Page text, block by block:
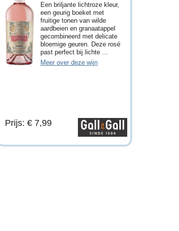
Een briljante lichtroze kleur,
een geurig boeket met
fruitige tonen van wilde
aardbeien en granaatappel
gecombineerd met delicate
bloemige geuren. Deze rosé
past perfect bij lichte ...
Meer over deze wijn
Prijs: € 7,99